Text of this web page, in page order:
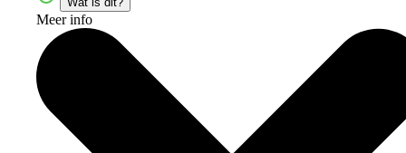
Meer info